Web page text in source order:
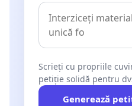
Scrieți cu propriile
petiție solidă pentru
Generează